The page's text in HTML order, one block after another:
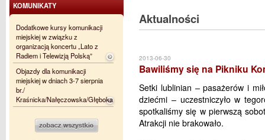
Aktualności
2013-06-30
Bawiliśmy się na Pikniku
Setki lublinian – pasażerów i
dziećmi – uczestniczyło w
spotkaliśmy się w pierwszą
Atrakcji nie brakowało.
KOMUNIKATY
Dodatkowe kursy komunikacji
miejskiej w związku z
organizacją koncertu „Lato z
Radiem i Telewizją Polską”
Objazdy dla komunikacji
miejskiej w dniach 3-7 sierpnia
br./
Kraśnicka/Nałęczowska/Głęboka